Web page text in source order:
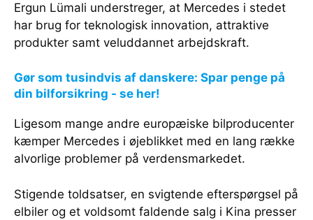
Ergun Lümali understreger, at Mercedes i stedet
har brug for teknologisk innovation, attraktive
produkter samt veluddannet arbejdskraft.
Gør som tusindvis af danskere: Spar penge på
din bilforsikring - se her!
Ligesom mange andre europæiske bilproducenter
kæmper Mercedes i øjeblikket med en lang række
alvorlige problemer på verdensmarkedet.
Stigende toldsatser, en svigtende efterspørgsel på
elbiler og et voldsomt faldende salg i Kina presser